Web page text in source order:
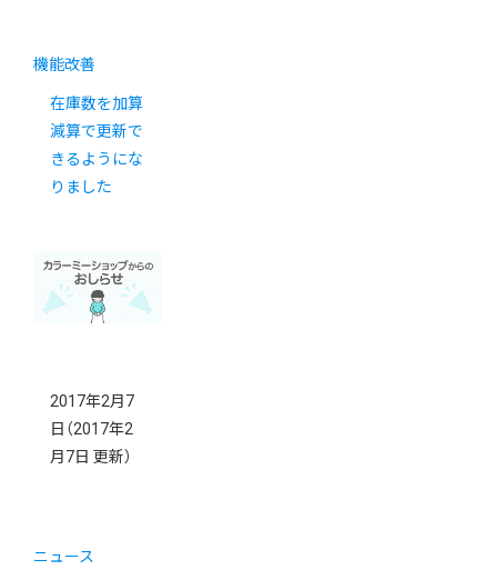
機能改善
在庫数を加算
減算で更新で
きるようにな
りました
2017年2月7
日 （2017年2
月7日 更新）
ニュース